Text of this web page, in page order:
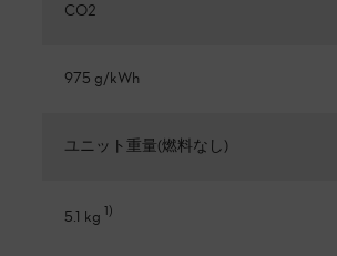
CO2
975 g/kWh
ユニット重量(燃料なし)
5.1 kg 1)